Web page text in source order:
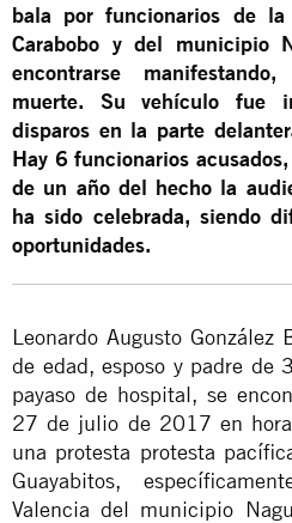
bala por funcionarios de
Carabobo y del municipio
encontrarse
muerte. Su vehículo fue
disparos en la parte
Hay 6 funcionarios
de un año del hecho la
ha sido celebrada, siendo
oportunidades.
Leonardo Augusto González
de edad, esposo y padre de
payaso de hospital, se
27 de julio de 2017 en
una protesta protesta
Guayabitos,
Valencia del municipio